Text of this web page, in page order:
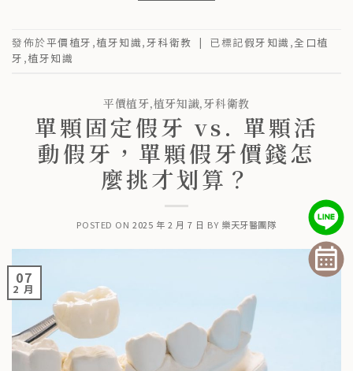
發佈於平價植牙 ,植牙知識,牙科衛教 | 已標記假牙知識 ,全口植
牙 ,植牙知識
平價植牙,植牙知識,牙科衛教
單顆固定假牙 vs. 單顆活
動假牙，單顆假牙價錢怎
麼挑才划算？
POSTED ON2025 年 2 月 7 日 BY 樂天牙醫團隊
07
2 月